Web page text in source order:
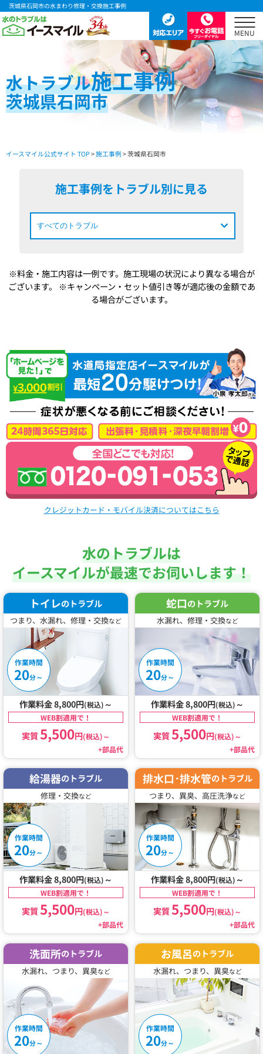
茨城県石岡市の水まわり修理・交換施工事例
水トラブル施工事例
茨城県石岡市
イースマイル公式サイト TOP>施工事例 > 茨城県石岡市
施工事例をトラブル別に見る
※料金・施工内容は一例です。施工現場の状況により異なる場合が
ございます。
※キャンペーン・セット値引き等が適応後の金額であ
る場合がございます。
クレジットカード・モバイル決済についてはこちら
水のトラブルは
イースマイルが最速でお伺いします！
トイレのトラブル
つまり、水漏れ、修理・交換など
作業時間
20分～
作業料金 8,800円(税込) ～
WEB割適用で！
実質5,500円(税込)～
+部品代
蛇口のトラブル
水漏れ、修理・交換など
作業時間
20分～
作業料金 8,800円(税込) ～
WEB割適用で！
実質5,500円(税込)～
+部品代
給湯器のトラブル
修理・交換など
作業時間
20分～
作業料金 8,800円(税込) ～
WEB割適用で！
実質5,500円(税込)～
+部品代
排水口･排水管のトラブル
つまり、異臭、高圧洗浄など
作業時間
20分～
作業料金 8,800円(税込) ～
WEB割適用で！
実質5,500円(税込)～
+部品代
洗面所のトラブル
水漏れ、つまり、異臭など
作業時間
20分～
お風呂のトラブル
水漏れ、つまり、異臭など
作業時間
20分～